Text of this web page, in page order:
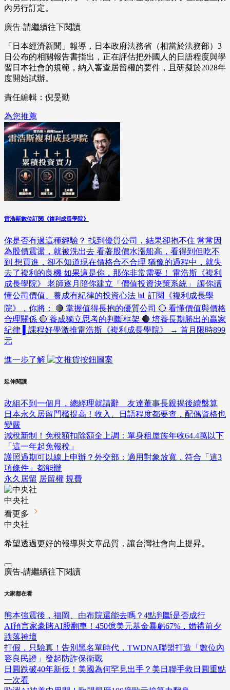
內另行訂定。
廣告-請繼續往下閱讀
「日本經濟新聞」報導，日本政府法務省（相當於法務部）3
日公布的相關報告書指出，正在評估把外國人的日語程度與學
習日本社會的規範，納入審查居留權的要件，且研擬於2028年
度開始試辦。
責任編輯：倪旻勤
為您推薦
雷浩斯數位訂閱《複利成長學院》
你是否有過這種經驗？ 找到優質公司，結果卻抱不住 常常因
為股價震盪，就被洗出去 看著股價水漲船高，看得到但吃不
到 想買進，卻不知道現在價格合不合理 猶豫的過程中，就失
去了複利的良機 如果這是你，那你非常需要！ 雷浩斯《複利
成長學院》 老師逐月陪你建立「價值投資決策系統」 讓你讀
懂公司價值、養成有紀律的投資心法 📊 訂閱《複利成長學
院》，你將： 🔴 掌握值得長抱的優質公司 🔴 看懂價值與價格
合理關係 🔴 養成獨立思考的判斷框架 🔴 培養長期勝出的贏家
紀律 ▌課程好學激推雷浩斯《複利成長學院》 → 首月限時899
元
進一步了解
延伸閱讀
改組不到一個月，總經理就請辭 友達董事長親揭後續盤算
日本永久居留門檻提高！收入、日語程度都要查，配偶資格也
變嚴
減稅新制！免稅額扣除額全上調：單身租屋族年收64.4萬以下
「這一年起免報稅」
護照過期可以線上申辦？外交部：適用對象放寬，符合「這3
項條件」都能辦
永久居留 居留權 規費
中央社
看更多
中央社
希望透過更好的報導與文章品質，讓台灣社會向上提昇。
廣告-請繼續往下閱讀
大家都在看
熊本強震後，福岡、由布院還能去嗎？4點判斷是否成行
AI預言家豪賭AI股翻車！450億美元基金暴虧67%，婚禮前夕
跌落神壇
打假，只驗真！告別黑名單時代，TWDNA聯盟打造「數位內
容良民證」發起防詐保衛戰
日圓跌破40年新低！美國為何罕見出手？美日聯手救日圓重點
一次看